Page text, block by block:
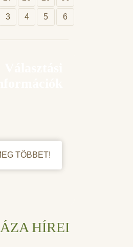
3 4 5 6
TÖBBET!
HÍREI